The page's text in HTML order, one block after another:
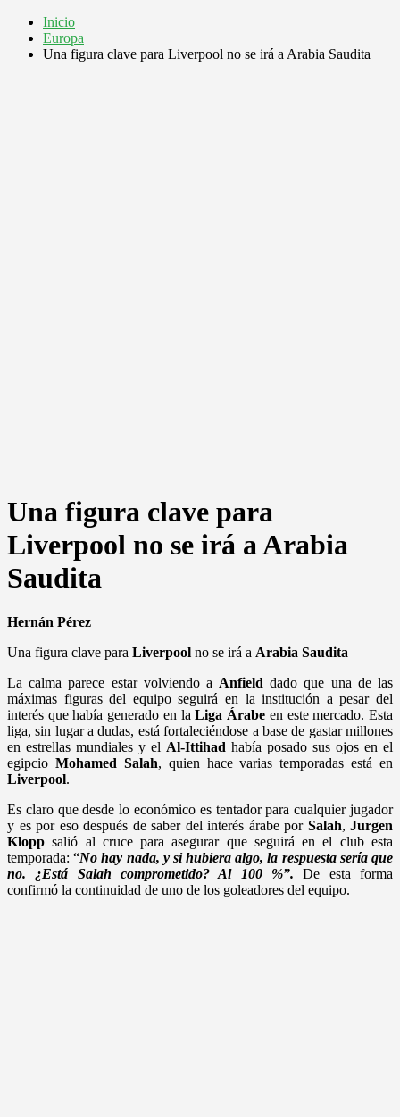
Inicio
Europa
Una figura clave para Liverpool no se irá a Arabia Saudita
Una figura clave para
Liverpool no se irá a Arabia
Saudita
Hernán Pérez
Una figura clave para Liverpool no se irá a Arabia Saudita
La calma parece estar volviendo a Anfield dado que una de las
máximas figuras del equipo seguirá en la institución a pesar del
interés que había generado en laLiga Árabe en este mercado. Esta
liga, sin lugar a dudas, está fortaleciéndose a base de gastar millones
en estrellas mundiales y el Al-Ittihad había posado sus ojos en el
egipcio Mohamed Salah, quien hace varias temporadas está en
Liverpool.
Es claro que desde lo económico es tentador para cualquier jugador
y es por eso después de saber del interés árabe por Salah, Jurgen
Klopp salió al cruce para asegurar que seguirá en el club esta
temporada: “No hay nada, y si hubiera algo, la respuesta sería que
no. ¿Está Salah comprometido? Al 100 %”. De esta forma
confirmó la continuidad de uno de los goleadores del equipo.